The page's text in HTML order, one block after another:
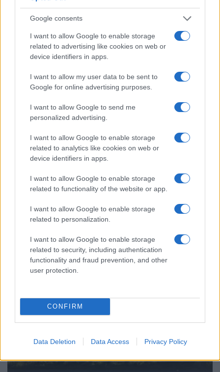
Google consents
I want to allow Google to enable storage
related to advertising like cookies on web or
device identifiers in apps.
I want to allow my user data to be sent to
Google for online advertising purposes.
I want to allow Google to send me
personalized advertising.
I want to allow Google to enable storage
related to analytics like cookies on web or
device identifiers in apps.
I want to allow Google to enable storage
related to functionality of the website or app.
I want to allow Google to enable storage
related to personalization.
I want to allow Google to enable storage
related to security, including authentication
functionality and fraud prevention, and other
user protection.
CONFIRM
Data Deletion Data Access Privacy Policy
ΚΟΣΜΟΣ
Σοκαριστικό βίντεο: Drone έπεσε σε
πολυσύχναστη παραλία στην Κριμαία – Επτά
νεκροί, ανάμεσά τους τρία παιδιά
ΚΟΣΜΟΣ
Θέουτα: Στους 72 οι νεκροί της μαζικής
διέλευσης από το Μαρόκο – Πέντε ακόμη
πτώματα στις ακτές